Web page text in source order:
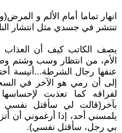
انهار تماما أمام الألم و
تنتشر في جسدي مثل انتشار
يصف الكاتب كيف أن العذاب
الأم، من انتظار وسب وشتم
عنفها رجال الشرطة...أنيسة
إلى أن رمي هو الآخر في
لفراقه كما تعذبت
بآخر(قالت لي سأقتل نفسي
يلمسني أحد، إذا أرغموني أن
بي رجل، سأقتل نفسي).